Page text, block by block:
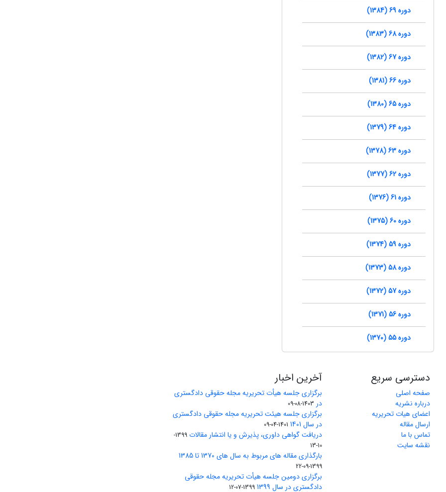
دوره 69 (1384)
دوره 68 (1383)
دوره 67 (1382)
دوره 66 (1381)
دوره 65 (1380)
دوره 64 (1379)
دوره 63 (1378)
دوره 62 (1377)
دوره 61 (1376)
دوره 60 (1375)
دوره 59 (1374)
دوره 58 (1373)
دوره 57 (1372)
دوره 56 (1371)
دوره 55 (1370)
دسترسی سریع
صفحه اصلی
درباره نشریه
اعضای هیات تحریریه
ارسال مقاله
تماس با ما
نقشه سایت
آخرین اخبار
برگزاری جلسه هیأت تحریریه مجله حقوقی دادگستری
در 1403-08-09
برگزاری جلسه هیئت تحریریه مجله حقوقی دادگستری
در سال 1401
1401-04-09
دریافت گواهی داوری، پذیرش و یا انتشار مقالات
1399-
10-13
بارگذاری مقاله های مربوط به سال های 1370 تا 1385
1399-09-22
برگزاری دومین جلسه هیأت تحریریه مجله حقوقی
دادگستری در سال 1399
1399-07-12